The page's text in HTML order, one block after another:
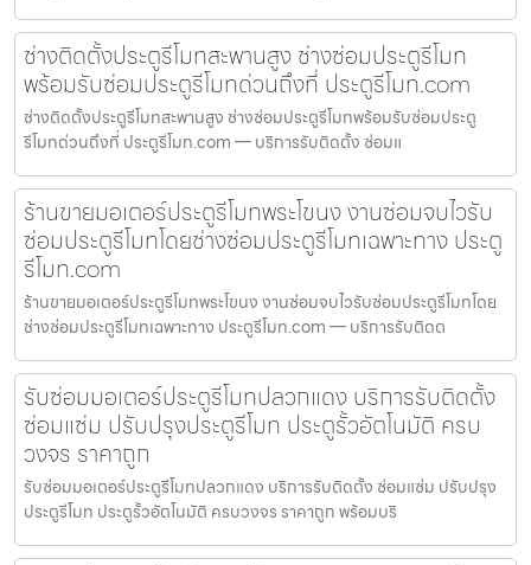
ช่างติดตั้งประตูรีโมทสะพานสูง ช่างซ่อมประตูรีโมท
พร้อมรับซ่อมประตูรีโมทด่วนถึงที่ ประตูรีโมท.com
ช่างติดตั้งประตูรีโมทสะพานสูง ช่างซ่อมประตูรีโมทพร้อมรับซ่อมประตู
รีโมทด่วนถึงที่ ประตูรีโมท.com — บริการรับติดตั้ง ซ่อมแ
ร้านขายมอเตอร์ประตูรีโมทพระโขนง งานซ่อมจบไวรับ
ซ่อมประตูรีโมทโดยช่างซ่อมประตูรีโมทเฉพาะทาง ประตู
รีโมท.com
ร้านขายมอเตอร์ประตูรีโมทพระโขนง งานซ่อมจบไวรับซ่อมประตูรีโมทโดย
ช่างซ่อมประตูรีโมทเฉพาะทาง ประตูรีโมท.com — บริการรับติดต
รับซ่อมมอเตอร์ประตูรีโมทปลวกแดง บริการรับติดตั้ง
ซ่อมแซ่ม ปรับปรุงประตูรีโมท ประตูรั้วอัตโนมัติ ครบ
วงจร ราคาถูก
รับซ่อมมอเตอร์ประตูรีโมทปลวกแดง บริการรับติดตั้ง ซ่อมแซ่ม ปรับปรุง
ประตูรีโมท ประตูรั้วอัตโนมัติ ครบวงจร ราคาถูก พร้อมบริ